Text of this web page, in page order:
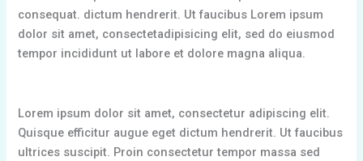
consequat. dictum hendrerit. Ut faucibus Lorem ipsum
dolor sit amet, consectetadipisicing elit, sed do eiusmod
tempor incididunt ut labore et dolore magna aliqua.
Lorem ipsum dolor sit amet, consectetur adipiscing elit.
Quisque efficitur augue eget dictum hendrerit. Ut faucibus
ultrices suscipit. Proin consectetur tempor massa sed